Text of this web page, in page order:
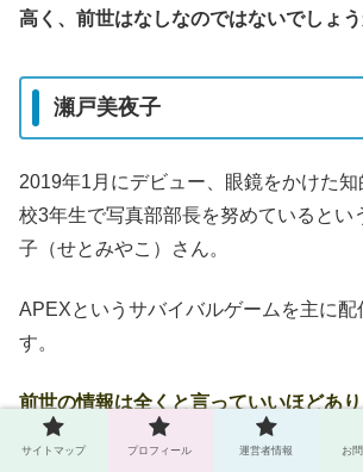
高く、前世はなしなのではないでしょう
瀬戸美夜子
2019年1月にデビュー、眼鏡をかけた
校3年生で写真部部長を努めているとい
子（せとみやこ）さん。
APEXというサバイバルゲームを主に配
す。
前世の情報は全くと言っていいほどあ
オーディションで合格したvtuberであ
サイトマップ プロフィール 運営者情報 お